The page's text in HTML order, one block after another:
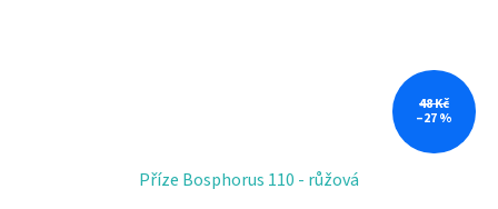
48 Kč
–27 %
Příze Bosphorus 110 - růžová